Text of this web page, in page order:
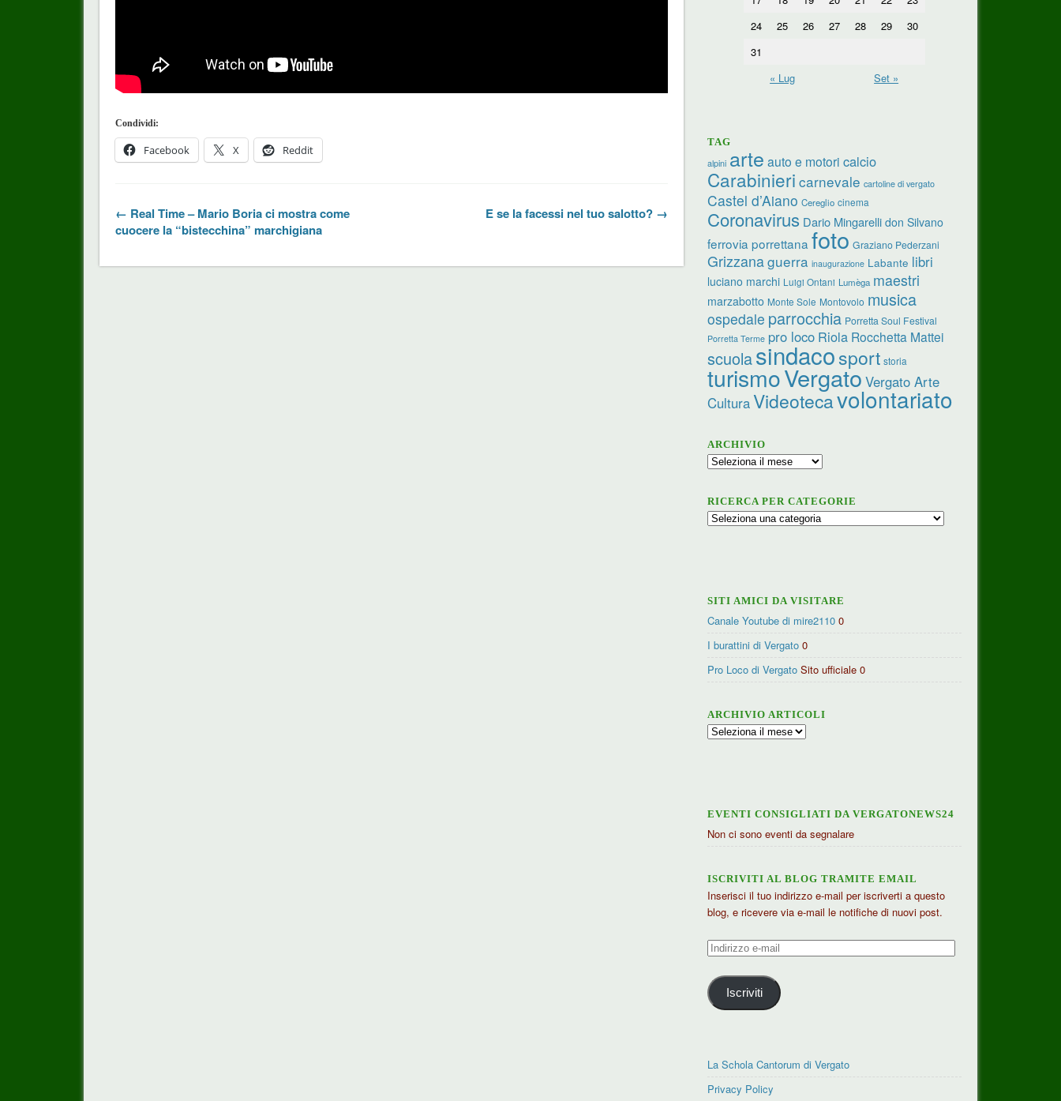
Condividi:
Facebook X Reddit
← Real Time – Mario Boria ci mostra come
cuocere la “bistecchina” marchigiana
E se la facessi nel tuo salotto? →
24
25 26 27 28 29
30
31
« Lug
Set »
TAG
alpini arte auto e motori calcio
Carabinieri carnevale cartoline di vergato
Castel d’Aiano Cereglio cinema
Coronavirus Dario Mingarelli don Silvano
ferrovia porrettana foto Graziano Pederzani
Grizzanaguerra inaugurazione Labante libri
luciano marchi Luigi Ontani Lumèga maestri
marzabotto Monte Sole Montovolo musica
ospedale parrocchia Porretta Soul Festival
Porretta Terme pro loco Riola Rocchetta Mattei
scuolasindacosport storia
turismoVergato Vergato Arte
CulturaVideotecavolontariato
ARCHIVIO
Archivio
RICERCA PER CATEGORIE
Ricerca
SITI AMICI DA VISITARE
Canale Youtube di mire2110 0
I burattini di Vergato 0
Pro Loco di Vergato Sito ufficiale 0
ARCHIVIO ARTICOLI
Archivio
EVENTI CONSIGLIATI DA VERGATONEWS24
Non ci sono eventi da segnalare
ISCRIVITI AL BLOG TRAMITE EMAIL
Inserisci il tuo indirizzo e-mail per iscriverti a questo
blog, e ricevere via e-mail le notifiche di nuovi post.
Indirizzo
mail
Iscriviti
La Schola Cantorum di Vergato
Privacy Policy